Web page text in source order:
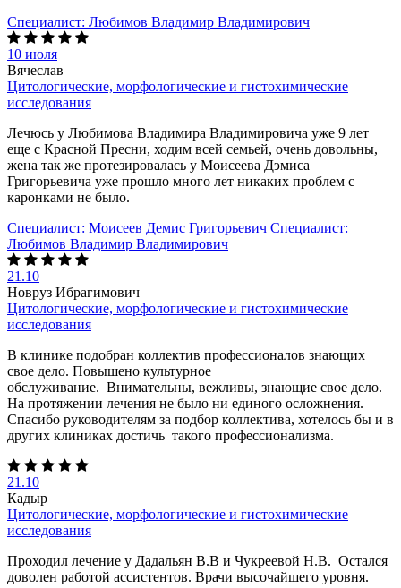
Специалист: Любимов Владимир Владимирович
10 июля
Вячеслав
Цитологические, морфологические и гистохимические
исследования
Лечюсь у Любимова Владимира Владимировича уже 9 лет
еще с Красной Пресни, ходим всей семьей, очень довольны,
жена так же протезировалась у Моисеева Дэмиса
Григорьевича уже прошло много лет никаких проблем с
каронками не было.
Специалист: Моисеев Демис Григорьевич Специалист:
Любимов Владимир Владимирович
21.10
Новруз Ибрагимович
Цитологические, морфологические и гистохимические
исследования
В клинике подобран коллектив профессионалов знающих
свое дело. Повышено культурное
обслуживание. Внимательны, вежливы, знающие свое дело.
На протяжении лечения не было ни единого осложнения.
Спасибо руководителям за подбор коллектива, хотелось бы и в
других клиниках достичь такого профессионализма.
21.10
Кадыр
Цитологические, морфологические и гистохимические
исследования
Проходил лечение у Дадальян В.В и Чукреевой Н.В. Остался
доволен работой ассистентов. Врачи высочайшего уровня.